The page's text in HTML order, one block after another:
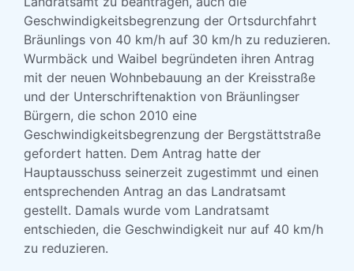
Geschwindigkeitsbegrenzung der Ortsdurchfahrt
Bräunlings von 40 km/h auf 30 km/h zu reduzieren.
Wurmbäck und Waibel begründeten ihren Antrag
mit der neuen Wohnbebauung an der Kreisstraße
und der Unterschriftenaktion von Bräunlingser
Bürgern, die schon 2010 eine
Geschwindigkeitsbegrenzung der Bergstättstraße
gefordert hatten. Dem Antrag hatte der
Hauptausschuss seinerzeit zugestimmt und einen
entsprechenden Antrag an das Landratsamt
gestellt. Damals wurde vom Landratsamt
entschieden, die Geschwindigkeit nur auf 40 km/h
zu reduzieren.